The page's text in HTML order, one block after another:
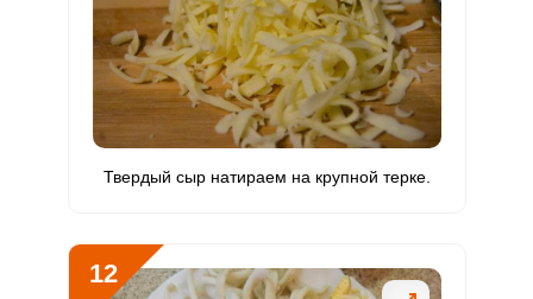
Твердый сыр натираем на крупной терке.
12